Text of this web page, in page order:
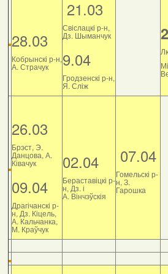
28.03
Кобрынскі р-н,
А. Страчук
21.03
Свіслацкі р-н,
Дз. Шыманчук
9.04
Гродзенскі р-н,
Я. Сліж
26.03
Брэст, Э.
Данцова, А.
Ківачук
09.04
Драгічанскі р-
н, Дз. Кіцель,
А. Кальчанка,
М. Краўчук
02.04
Бераставіцкі р-
н, Дз. і
А. Вінчэўскія
07.04
Гомельскі р-
н, З.
Гарошка